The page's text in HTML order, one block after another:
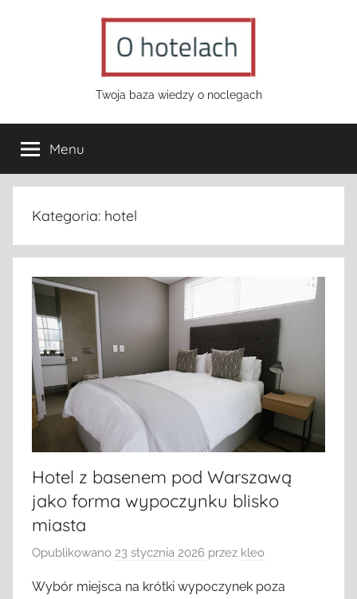
hotelach.pl
Twoja baza wiedzy o noclegach
Menu
Kategoria: hotel
Hotel z basenem pod Warszawą
jako forma wypoczynku blisko
miasta
Opublikowano 23 stycznia 2026 przez kleo
Wybór miejsca na krótki wypoczynek poza